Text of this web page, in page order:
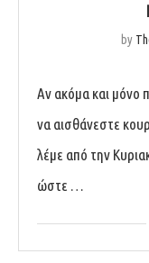
by
Αν ακόμα και μόνο
να αισθάνεστε
λέμε από την
ώστε …